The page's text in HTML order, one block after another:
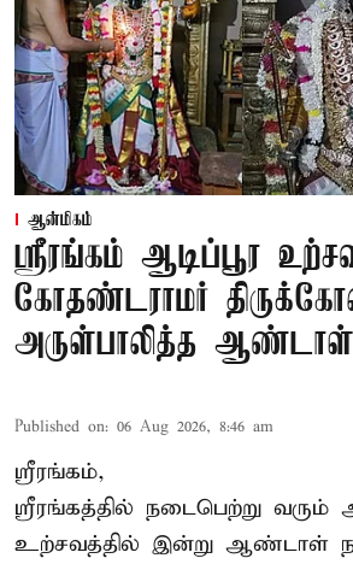
ஆன்மிகம்
ஸ்ரீரங்கம் ஆடிப்பூர
கோதண்டராமர்
அருள்பாலித்த ஆண்டாள்
Published on: 06 Aug 2026, 8:46 am
ஸ்ரீரங்கம்,
ஸ்ரீரங்கத்தில் நடைபெற்று வரும்
உற்சவத்தில் இன்று ஆண்டாள்